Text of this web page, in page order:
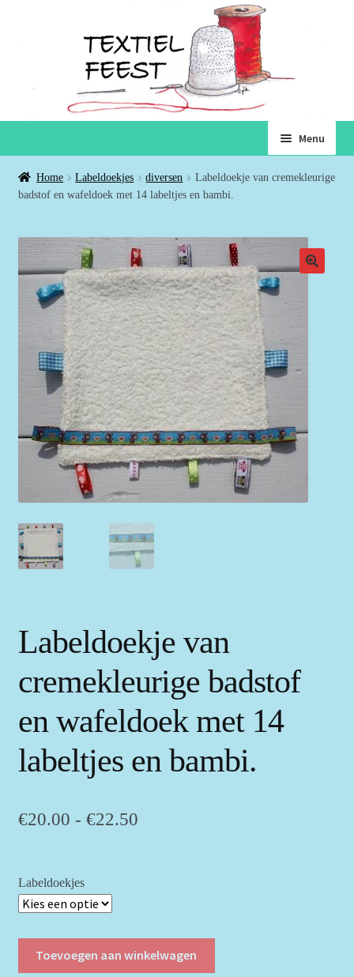
naar
navigatie
de
inhoud
Menu
Home
Winkelmand
Voorwaarden
Over ons
Home Labeldoekjes diversen
Labeldoekje van cremekleurige
badstof en wafeldoek met 14 labeltjes en bambi.
Labeldoekje van
cremekleurige badstof
en wafeldoek met 14
labeltjes en bambi.
€20.00 - €22.50Prijsklasse:
Labeldoekjes
Toevoegen aan winkelwagen